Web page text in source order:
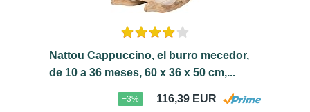
Nattou Cappuccino, el burro mecedor,
de 10 a 36 meses, 60 x 36 x 50 cm,...
−3% 116,39 EUR